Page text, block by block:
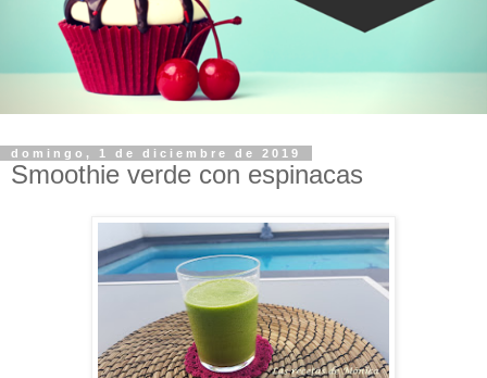
domingo, 1 de diciembre de 2019
Smoothie verde con espinacas